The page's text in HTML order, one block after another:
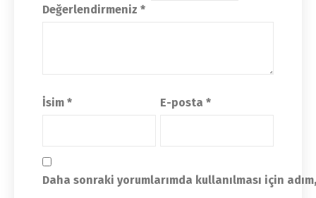
Değerlendirmeniz *
İsim * E-posta*
Daha sonraki yorumlarımda kullanılması için